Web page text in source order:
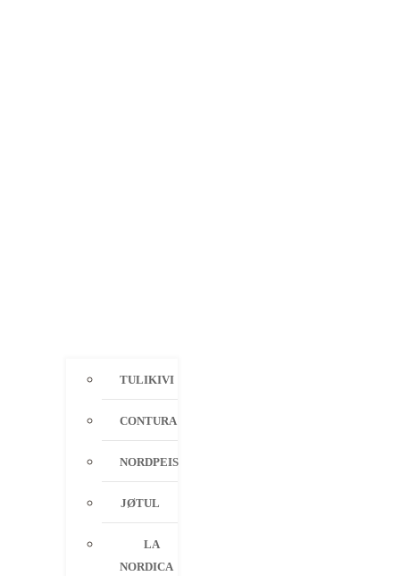
TULIKIVI
CONTURA
NORDPEIS
JØTUL
LA
NORDICA